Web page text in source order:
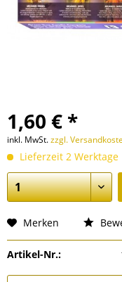
1,60 € *
inkl. MwSt.zzgl.
Lieferzeit 2 Werktage
Merken
Artikel-Nr.: